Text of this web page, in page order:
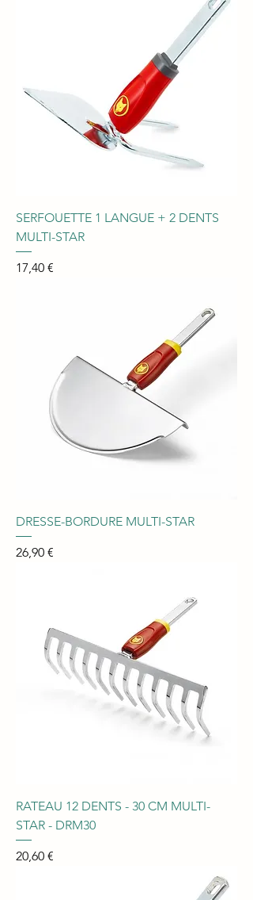
SERFOUETTE 1 LANGUE + 2 DENTS
MULTI-STAR
Prix
17,40 €
DRESSE-BORDURE MULTI-STAR
Prix
26,90 €
RATEAU 12 DENTS - 30 CM MULTI-
STAR - DRM30
Prix
20,60 €